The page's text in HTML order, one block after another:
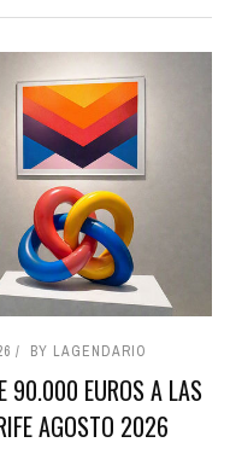
BY LAGENDARIO
90.000 EUROS A LAS
AGOSTO 2026